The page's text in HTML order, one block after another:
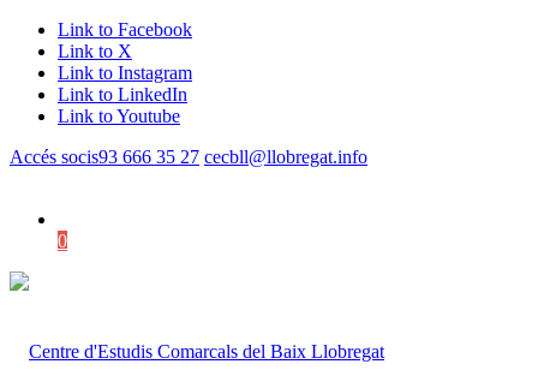
Link to Facebook
Link to X
Link to Instagram
Link to LinkedIn
Link to Youtube
Accés socis93 666 35 27 cecbll@llobregat.info
0